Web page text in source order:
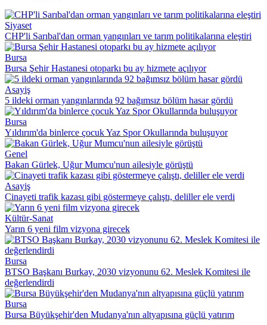
Siyaset
CHP'li Sarıbal'dan orman yangınları ve tarım politikalarına eleştiri
Bursa
Bursa Şehir Hastanesi otoparkı bu ay hizmete açılıyor
Asayiş
5 ildeki orman yangınlarında 92 bağımsız bölüm hasar gördü
Bursa
Yıldırım'da binlerce çocuk Yaz Spor Okullarında buluşuyor
Genel
Bakan Gürlek, Uğur Mumcu'nun ailesiyle görüştü
Asayiş
Cinayeti trafik kazası gibi göstermeye çalıştı, deliller ele verdi
Kültür-Sanat
Yarın 6 yeni film vizyona girecek
Bursa
BTSO Başkanı Burkay, 2030 vizyonunu 62. Meslek Komitesi ile
değerlendirdi
Bursa
Bursa Büyükşehir'den Mudanya'nın altyapısına güçlü yatırım